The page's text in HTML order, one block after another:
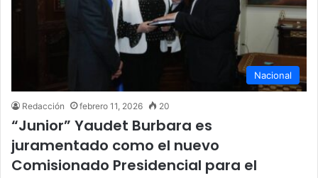
Nacional
Redacción febrero 11, 2026 20
“Junior” Yaudet Burbara es
juramentado como el nuevo
Comisionado Presidencial para el